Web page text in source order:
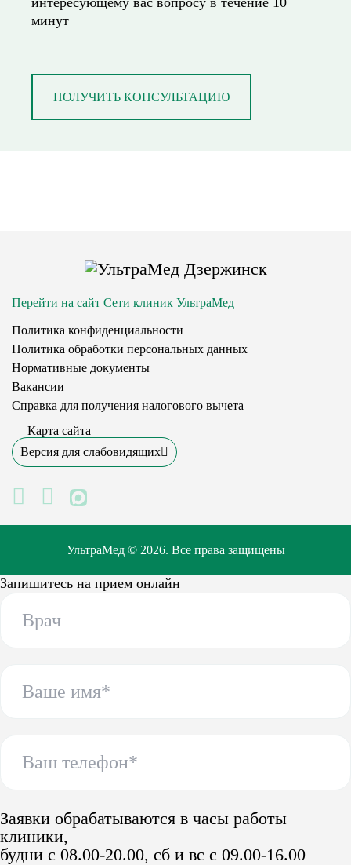
минут
ПОЛУЧИТЬ КОНСУЛЬТАЦИЮ
Перейти на сайт Сети клиник УльтраМед
Политика конфиденциальности
Политика обработки персональных данных
Нормативные документы
Вакансии
Справка для получения налогового вычета
Карта сайта
Версия для слабовидящих
УльтраМед © 2026. Все права защищены
Запишитесь на прием онлайн
Заявки обрабатываются в часы работы
клиники,
будни с 08.00-20.00, сб и вс с 09.00-16.00